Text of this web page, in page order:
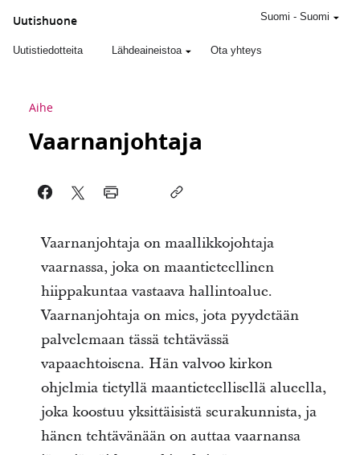
Uutishuone
Uutistiedotteita Lähdeaineistoa Ota yhteys
Suomi - Suomi
Aihe
Vaarnanjohtaja
Vaarnanjohtaja on maallikkojohtaja
vaarnassa, joka on maantieteellinen
hiippakuntaa vastaava hallintoalue.
Vaarnanjohtaja on mies, jota pyydetään
palvelemaan tässä tehtävässä
vapaaehtoisena. Hän valvoo kirkon
ohjelmia tietyllä maantieteellisellä alueella,
joka koostuu yksittäisistä seurakunnista, ja
hänen tehtävänään on auttaa vaarnansa